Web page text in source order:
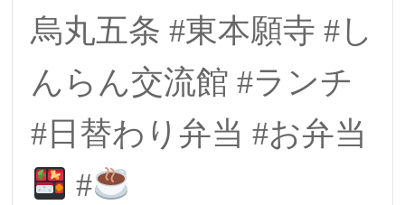
烏丸五条 #東本願寺 #し
んらん交流館 #ランチ
#日替わり弁当 #お弁当
#